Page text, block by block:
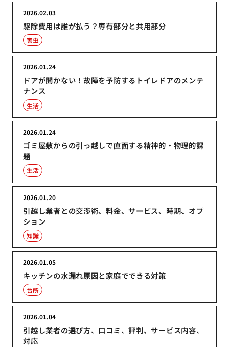
駆除費用は誰が払う？専有部分と共用部分
2026.02.03
害虫
ドアが開かない！故障を予防するトイレドアのメンテ
ナンス
2026.01.24
生活
ゴミ屋敷からの引っ越しで直面する精神的・物理的課
題
2026.01.24
生活
引越し業者との交渉術、料金、サービス、時期、オプ
ション
2026.01.20
知識
キッチンの水漏れ原因と家庭でできる対策
2026.01.05
台所
引越し業者の選び方、口コミ、評判、サービス内容、
対応
2026.01.04